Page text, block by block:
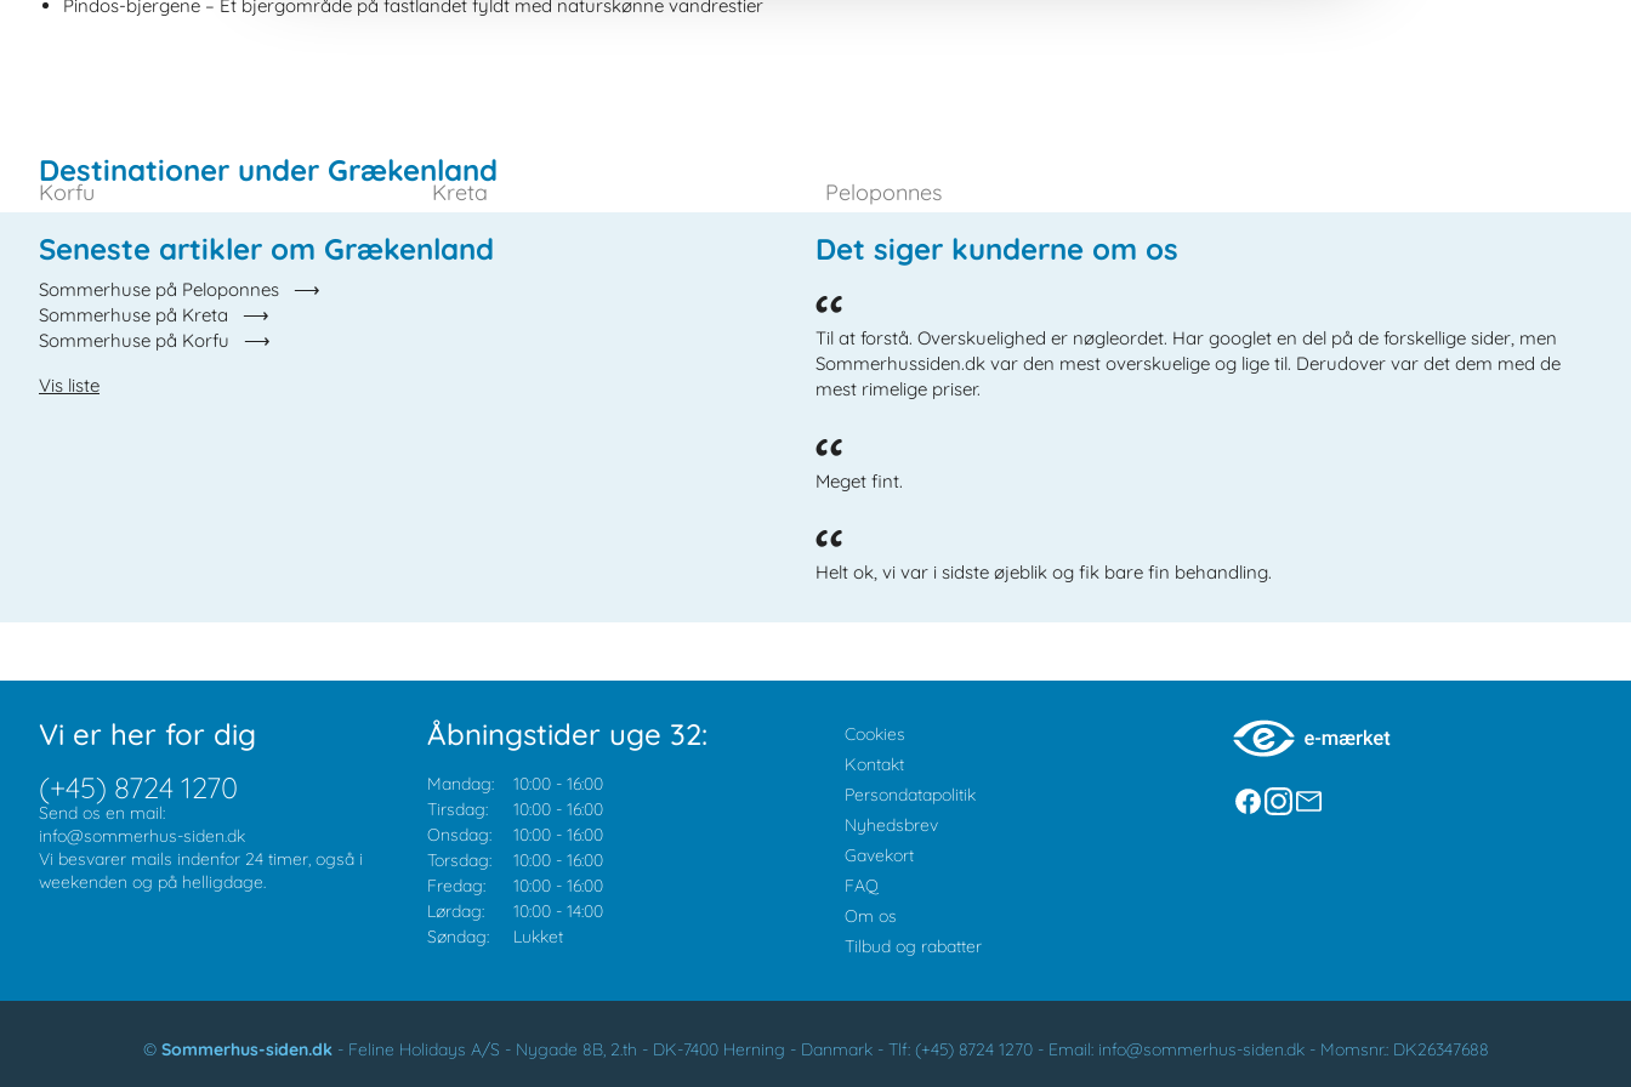
Pindos-bjergene – Et bjergområde på fastlandet fyldt med naturskønne vandrestier
Destinationer under Grækenland
Korfu Kreta Peloponnes
Seneste artikler om Grækenland
Sommerhuse på Peloponnes
Sommerhuse på Kreta
Sommerhuse på Korfu
Vis liste
Det siger kunderne om os
Til at forstå. Overskuelighed er nøgleordet. Har googlet en del på de forskellige sider, men
Sommerhussiden.dk var den mest overskuelige og lige til. Derudover var det dem med de
mest rimelige priser.
Meget fint.
Helt ok, vi var i sidste øjeblik og fik bare fin behandling.
Vi er her for dig
(+45) 8724 1270
Send os en mail:
info@sommerhus-siden.dk
Vi besvarer mails indenfor 24 timer, også i
weekenden og på helligdage.
Åbningstider uge 32:
Mandag: 10:00 - 16:00
Tirsdag:
10:00 - 16:00
Onsdag:
10:00 - 16:00
Torsdag:
10:00 - 16:00
Fredag:
10:00 - 16:00
Lørdag:
10:00 - 14:00
Søndag:
Lukket
Cookies
Kontakt
Persondatapolitik
Nyhedsbrev
Gavekort
FAQ
Om os
Tilbud og rabatter
© Sommerhus-siden.dk- Feline Holidays A/S - Nygade 8B, 2.th - DK-7400 Herning - Danmark - Tlf: (+45) 8724 1270- Email: info@sommerhus-siden.dk- Momsnr.: DK26347688